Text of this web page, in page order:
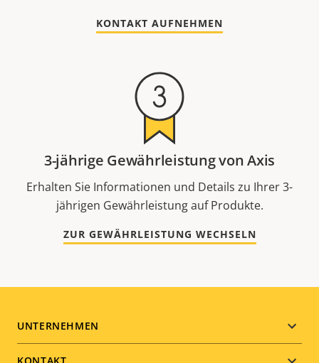
KONTAKT AUFNEHMEN
3-jährige Gewährleistung von Axis
Erhalten Sie Informationen und Details zu Ihrer 3-
jährigen Gewährleistung auf Produkte.
ZUR GEWÄHRLEISTUNG WECHSELN
Footer
UNTERNEHMEN